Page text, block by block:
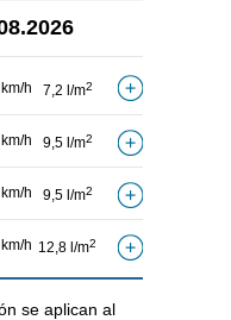
h 7,2 l/m2
h 9,5 l/m2
h 9,5 l/m2
h 12,8 l/m2
se aplican al